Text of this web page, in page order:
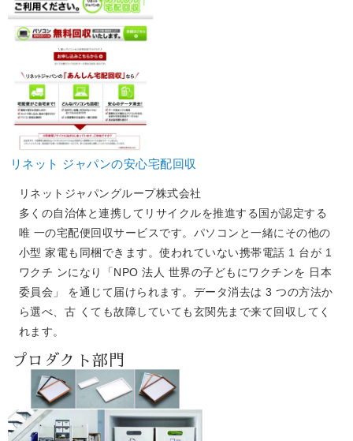
リネット ジャパンの安心宅配回収
リネットジャパングループ株式会社
多くの自治体と連携してリサイクルを推進する国が認定する
唯 一の宅配便回収サービスです。パソコンと一緒にその他の
小型 家電も同梱できます。使われていない携帯電話 1 台が 1
ワクチ ンになり「NPO 法人 世界の子どもにワクチンを 日本
委員会」 を通じて届けられます。データ消去は 3 つの方法か
ら選べ、古 くても故障していても玄関先まで来て回収してく
れます。
プロダクト部門